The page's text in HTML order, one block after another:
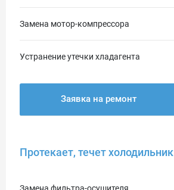
Замена мотор-компрессора
Устранение утечки хладагента
Заявка на ремонт
Протекает, течет холодильник
Замена фильтра-осушителя